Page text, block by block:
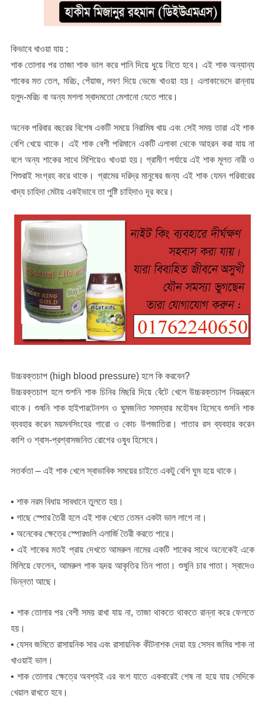
কিভাবে খাওয়া যায় :
শাক তোলার পর তাজা শাক ভাল করে পানি দিয়ে ধুয়ে নিতে হবে। এই শাক অন্যান্য
শাকের মত তেল, মরিচ, পেঁয়াজ, লবণ দিয়ে ভেজে খাওয়া হয়। এলাকাভেদে রান্নায়
হলুদ-মরিচ বা অন্য মশলা স্বাদমতো মেশানো যেতে পারে।
অনেক পরিবার বছরের বিশেষ একটি সময়ে নিরামিষ খায় এবং সেই সময় তারা এই শাক
বেশি খেয়ে থাকে। এই শাক বেশী পরিমানে একটি এলাকা থেকে আহরন করা যায় না
বলে অন্য শাকের সাথে মিশিয়েও খাওয়া হয়। গ্রামীণ পর্যায়ে এই শাক মূলত নারী ও
শিশুরাই সংগ্রহ করে থাকে। গ্রামের দরিদ্র মানুষের জন্য এই শাক যেমন পরিবারের
খাদ্য চাহিদা মেটায় একইভাবে তা পুষ্টি চাহিদাও দূর করে।
উচ্চরক্তচাপ (high blood pressure) হলে কি করবেন?
উচ্চরক্তচাপ হলে শুশনি শাক চিনির মিছরি দিয়ে বেঁটে খেলে উচ্চরক্তচাপ নিয়ন্ত্রনে
থাকে। শুষনি শাক হাইপারটেনশন ও ঘুমজনিত সমস্যার মহৌষধ হিসেবে শুসনি শাক
ব্যবহার করেন ময়মনসিংহের গারো ও কোচ উপজাতিরা। পাতার রস ব্যবহার করেন
কাশি ও শ্বাস-প্রশ্বাসজনিত রোগের ওষুধ হিসেবে।
সতর্কতা – এই শাক খেলে স্বাভাবিক সময়ের চাইতে একটু বেশি ঘুম হয়ে থাকে।
• শাক নরম বিধায় সাবধানে তুলতে হয়।
• গাছে স্পোর তৈরী হলে এই শাক খেতে তেমন একটা ভাল লাগে না।
• অনেকের ক্ষেত্রে স্পোরগুলি এলার্জি তৈরী করতে পারে।
• এই শাকের মতই প্রায় দেখতে আমরুল নামের একটি শাকের সাথে অনেকেই একে
মিলিয়ে ফেলেন, আমরুল শাক হৃদয় আকৃতির তিন পাতা। শুষুনি চার পাতা। স্বাদেও
ভিন্নতা আছে।
• শাক তোলার পর বেশী সময় রাখা যায় না, তাজা থাকতে থাকতে রান্না করে ফেলতে
হয়।
• যেসব জমিতে রাসায়নিক সার এবং রাসায়নিক কীটনাশক দেয়া হয় সেসব জমির শাক না
খাওয়াই ভাল।
• শাক তোলার ক্ষেত্রে অবশ্যই এর বংশ যাতে একবারেই শেষ না হয়ে যায় সেদিকে
খেয়াল রাখতে হবে।